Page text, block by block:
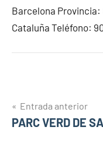
Barcelona
Cataluña Teléfono:
Navegación
de
Entrada anterior
PARC VERD DE